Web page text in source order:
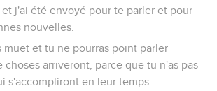
j'ai été envoyé pour te parler et pour
nouvelles.
muet et tu ne pourras point parler
choses arriveront, parce que tu n'as pas
s'accompliront en leur temps.